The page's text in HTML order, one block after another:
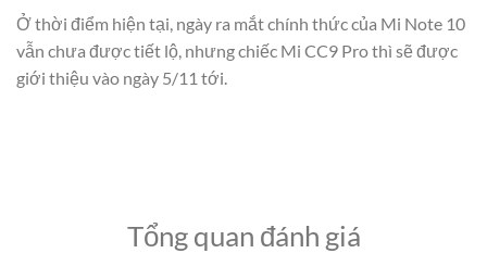
Ở thời điểm hiện tại, ngày ra mắt chính thức của Mi Note 10
vẫn chưa được tiết lộ, nhưng chiếc Mi CC9 Pro thì sẽ được
giới thiệu vào ngày 5/11 tới.
Tổng quan đánh giá